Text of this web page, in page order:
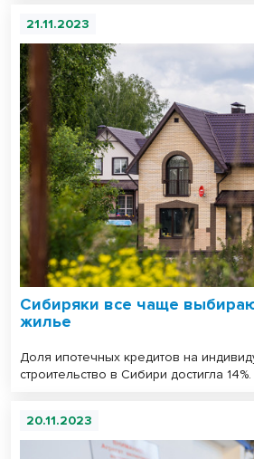
21.11.2023
Сибиряки все чаще
жилье
Доля ипотечных кредитов на
строительство в Сибири достигла 14%.
20.11.2023